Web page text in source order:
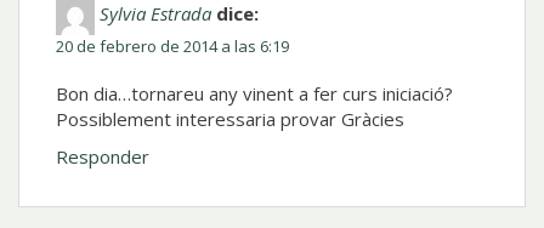
Sylvia Estrada dice:
20 de febrero de 2014 a las 6:19
Bon dia…tornareu any vinent a fer curs iniciació?
Possiblement interessaria provar Gràcies
Responder